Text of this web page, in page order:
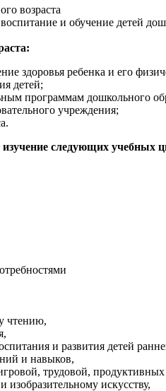
возраста
и обучение детей
здоровья ребенка и его
детей;
программам дошкольного
учреждения;
следующих учебных
чтению,
и развития детей
и навыков,
трудовой,
изобразительному искусству,